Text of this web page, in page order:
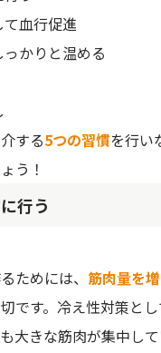
血行促進
かりと温める
する5つの習慣を行い
う！
行う
ためには、 筋肉量を
です。冷え性対策と
大きな筋肉が集中し